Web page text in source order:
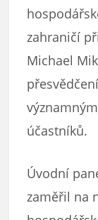
zahraničí
Michael
účastníků.
Úvodní
zaměřil na